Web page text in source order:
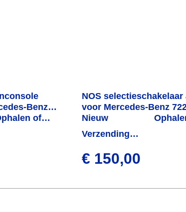
Benz
of
NOS selectieschakelaar
voor Mercedes-Benz
W126
Nieuw
Verzending
€ 150,00